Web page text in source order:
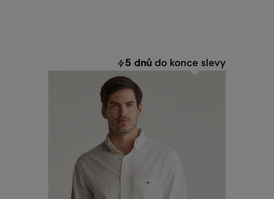
5 dnůdo konce slevy